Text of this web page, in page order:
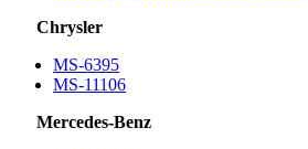
Chrysler
MS-6395
MS-11106
Mercedes-Benz